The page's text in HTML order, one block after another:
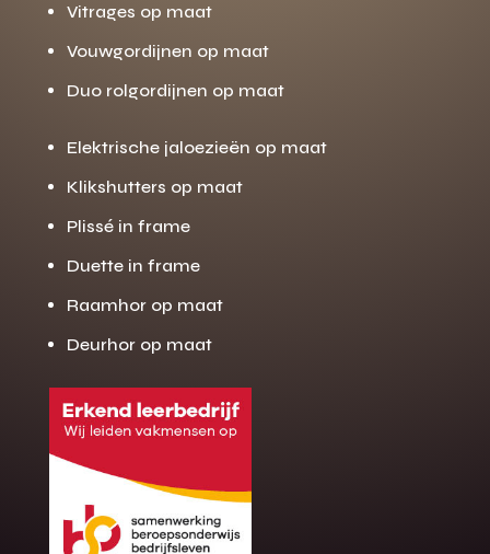
Gratis offerte
op maat?
Binnen 24 uur jouw gratis offerte
Vitrages op maat
Vouwgordijnen op maat
Duo rolgordijnen op maat
Elektrische jaloezieën op maat
Klikshutters op maat
Plissé in frame
Duette in frame
Raamhor op maat
Deurhor op maat